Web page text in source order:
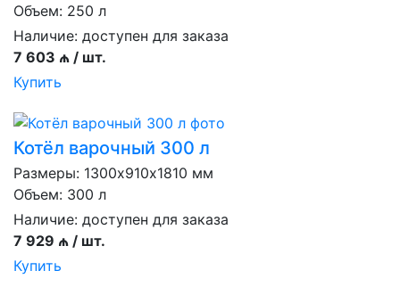
Объем: 250 л
Наличие: доступен для заказа
7 603 ₼ / шт.
Купить
Котёл варочный 300 л
Размеры: 1300х910х1810 мм
Объем: 300 л
Наличие: доступен для заказа
7 929 ₼ / шт.
Купить